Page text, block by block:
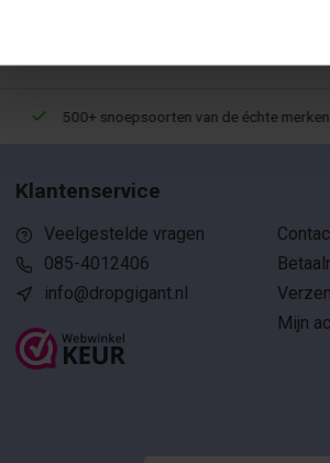
500+ snoepsoorten van de échte merken
Klantenservice
Veelgestelde vragen
085-4012406
info@dropgigant.nl
Mijn